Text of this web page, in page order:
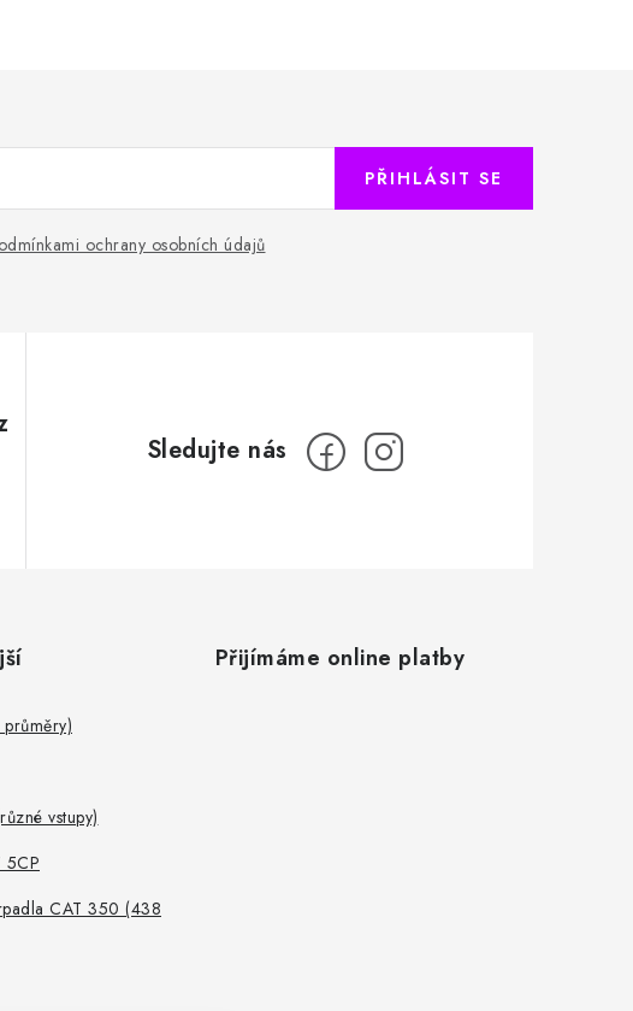
ochrany osobních údajů
PŘIHLÁSIT SE
vstupy)
5CP
CAT 350 (438
Přijímáme online platby